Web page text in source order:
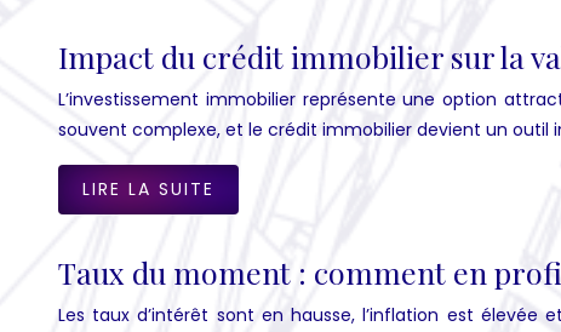
Impact du crédit immobilier sur la
L’investissement immobilier représente une option
souvent complexe, et le crédit immobilier devient un
LIRE LA SUITE
Taux du moment : comment en
Les taux d’intérêt sont en hausse, l’inflation est